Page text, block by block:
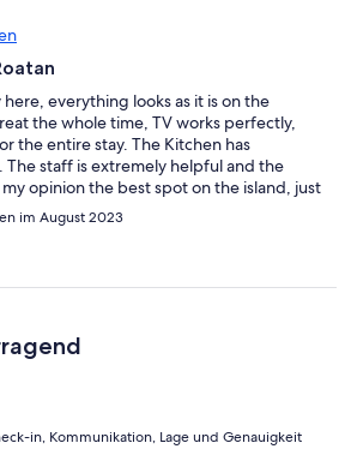
here, everything looks as it is on the
the whole time, TV works perfectly,
the entire stay. The Kitchen has
staff is extremely helpful and the
opinion the best spot on the island, just
a grocery store and a variety of
There are plenty of fun activities to get
team can help you with anything that
im August 2023
in, Kommunikation, Lage und Genauigkeit